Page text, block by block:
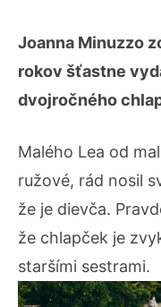
Joanna Minuzzo
rokov šťastne
dvojročného
Malého Lea od
ružové, rád nosil
že je dievča.
že chlapček je
staršími sestrami.